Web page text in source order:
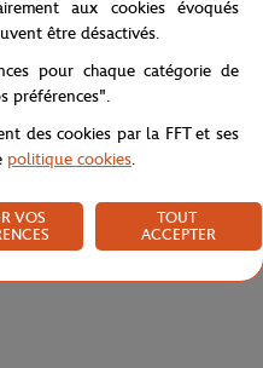
aux cookies évoqués
être désactivés.
pour chaque catégorie de
préférences".
des cookies par la FFT et ses
politique cookies.
VOS
TOUT
ACCEPTER